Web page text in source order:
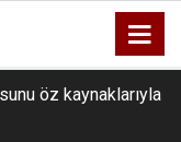
öz kaynaklarıyla